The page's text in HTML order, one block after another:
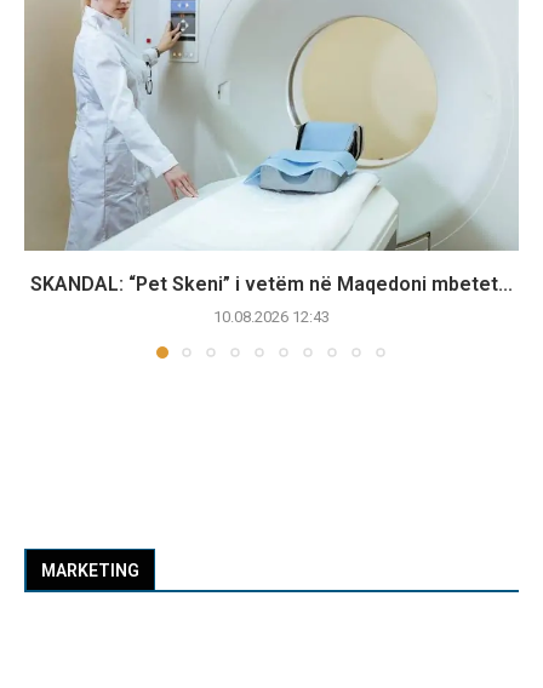
SKANDAL: “Pet Skeni” i vetëm në Maqedoni mbetet...
10.08.2026 12:43
MARKETING